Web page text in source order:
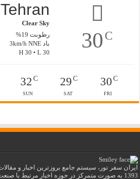
30C
Tehran
Clear Sky
رطوبت 19%
باد 3km/h NNE
H 30 • L 30
30C
FRI
29 C
SAT
32C
SUN
ایران سفر تور، سیستم جامع بروزترین اخبار و
1393 به صورت متمرکز در حوزه اخبار مرتبط با